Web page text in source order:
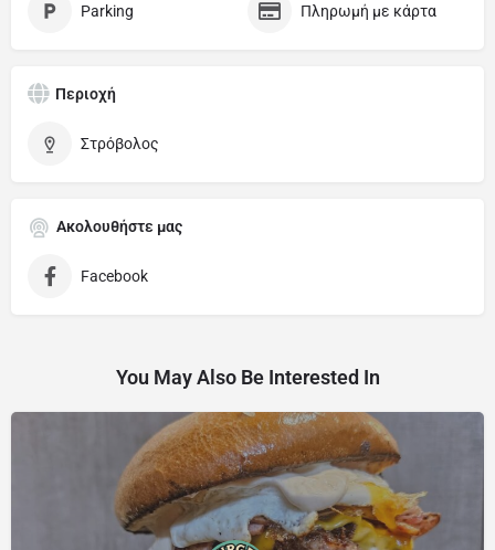
Parking Πληρωμή με κάρτα
Περιοχή
Στρόβολος
Ακολουθήστε μας
Facebook
You May Also Be Interested In